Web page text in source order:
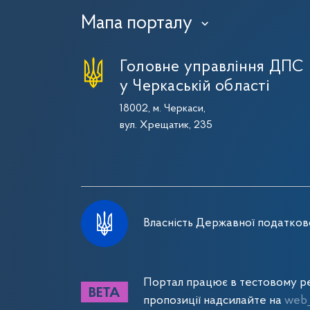
Мапа порталу ›
Головне управління ДПС
у Черкаській області
18002, м. Черкаси,
вул. Хрещатик, 235
Власність Державної
Портал працює в тестовому
пропозиції надсилайте на